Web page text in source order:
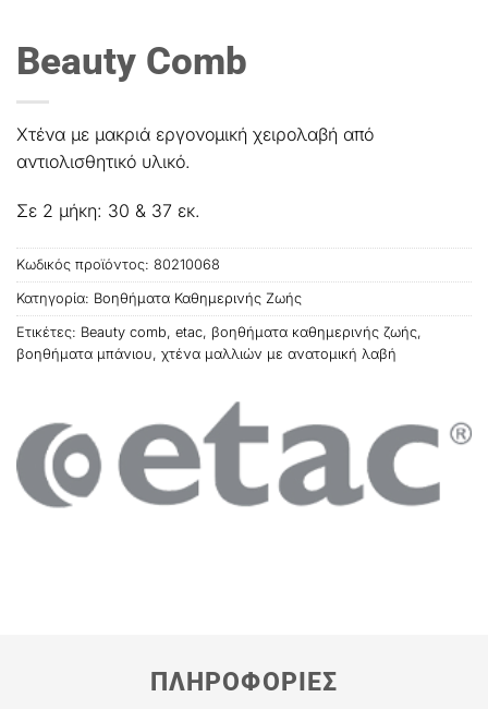
Beauty Comb
Χτένα με μακριά εργονομική χειρολαβή από
αντιολισθητικό υλικό.
Σε 2 μήκη: 30 & 37 εκ.
Κωδικός προϊόντος: 80210068
Κατηγορία: Βοηθήματα Καθημερινής Ζωής
Ετικέτες: Beauty comb, etac, βοηθήματα καθημερινής ζωής,
βοηθήματα μπάνιου, χτένα μαλλιών με ανατομική λαβή
ΠΛΗΡΟΦΟΡΙΕΣ